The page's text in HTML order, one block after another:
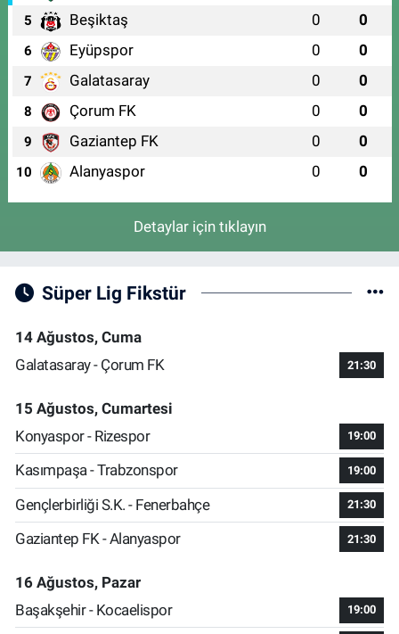
5 Beşiktaş 0 0
6 Eyüpspor 0 0
7 Galatasaray 0 0
8 Çorum FK 0 0
9 Gaziantep FK 0 0
10 Alanyaspor 0 0
Detaylar için tıklayın
Süper Lig Fikstür
14 Ağustos, Cuma
Galatasaray - Çorum FK
21:30
15 Ağustos, Cumartesi
Konyaspor - Rizespor
19:00
Kasımpaşa - Trabzonspor 19:00
Gençlerbirliği S.K. - Fenerbahçe 21:30
Gaziantep FK - Alanyaspor 21:30
16 Ağustos, Pazar
Başakşehir - Kocaelispor
19:00